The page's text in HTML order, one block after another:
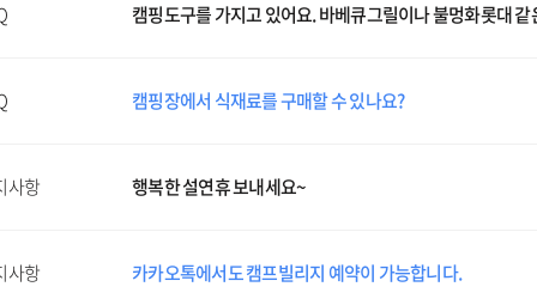
캠핑도구를 가지고 있어요. 바베큐그릴이나 불멍화롯대
캠핑장에서 식재료를 구매할 수 있나요?
사항 행복한 설연휴 보내세요~
사항 카카오톡에서도 캠프빌리지 예약이 가능합니다.